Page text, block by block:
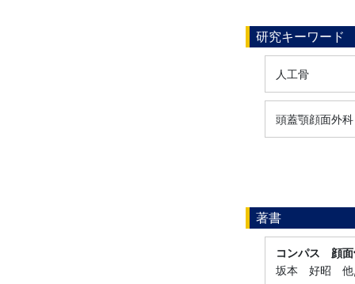
研究キーワード
人工骨
頭蓋顎顔面外科
著書
コンパス 顔
坂本 好昭 他,